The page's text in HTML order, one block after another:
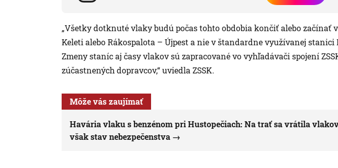
„Všetky dotknuté vlaky budú počas tohto obdobia končiť alebo začínať
Keleti alebo Rákospalota – Újpest a nie v štandardne využívanej stanici
Zmeny staníc aj časy vlakov sú zapracované vo vyhľadávači spojení
zúčastnených dopravcov,“ uviedla ZSSK.
Môže vás zaujímať
Havária vlaku s benzénom pri Hustopečiach: Na trať sa vrátila
však stav nebezpečenstva